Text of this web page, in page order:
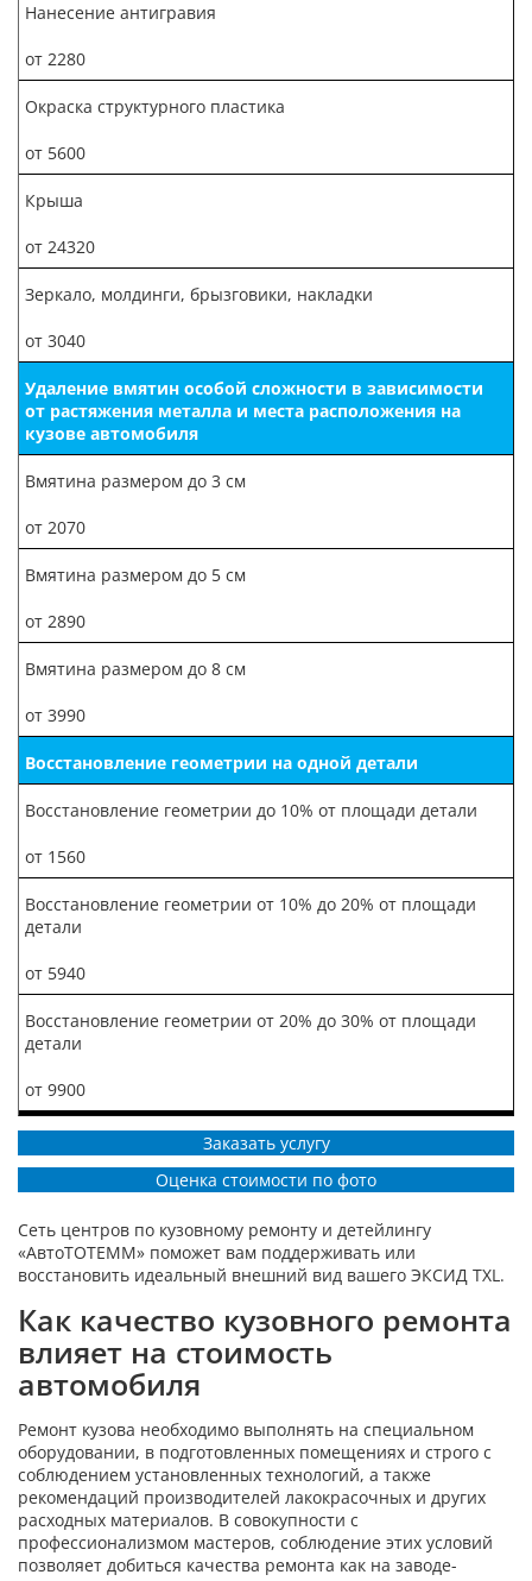
Нанесение антигравия
от 2280
Окраска структурного пластика
от 5600
Крыша
от 24320
Зеркало, молдинги, брызговики, накладки
от 3040
Удаление вмятин особой сложности в зависимости
от растяжения металла и места расположения на
кузове автомобиля
Вмятина размером до 3 см
от 2070
Вмятина размером до 5 см
от 2890
Вмятина размером до 8 см
от 3990
Восстановление геометрии на одной детали
Восстановление геометрии до 10% от площади детали
от 1560
Восстановление геометрии от 10% до 20% от площади
детали
от 5940
Восстановление геометрии от 20% до 30% от площади
детали
от 9900
Заказать услугу
Оценка стоимости по фото
Сеть центров по кузовному ремонту и детейлингу
«АвтоТОТЕММ» поможет вам поддерживать или
восстановить идеальный внешний вид вашего ЭКСИД TXL.
Как качество кузовного ремонта
влияет на стоимость
автомобиля
Ремонт кузова необходимо выполнять на специальном
оборудовании, в подготовленных помещениях и строго с
соблюдением установленных технологий, а также
рекомендаций производителей лакокрасочных и других
расходных материалов. В совокупности с
профессионализмом мастеров, соблюдение этих условий
позволяет добиться качества ремонта как на заводе-